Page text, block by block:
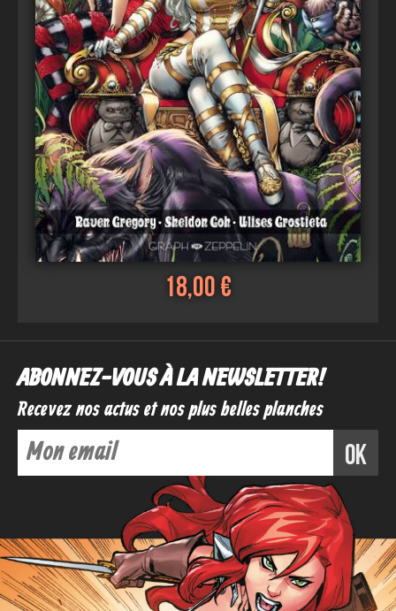
Voir
Ajouter au panier
18,00 €
ABONNEZ-VOUS À LA NEWSLETTER !
Recevez nos actus et nos plus belles planches
ok